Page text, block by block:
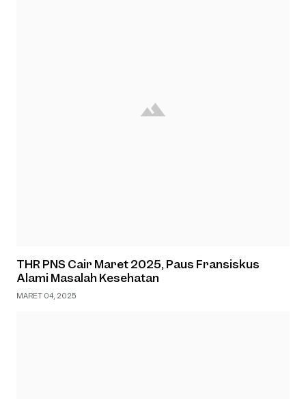
THR PNS Cair Maret 2025, Paus Fransiskus
Alami Masalah Kesehatan
MARET 04, 2025